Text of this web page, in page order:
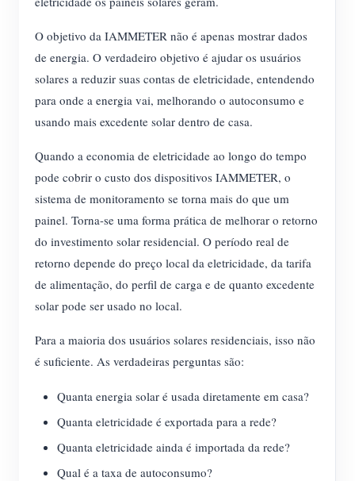
O objetivo da IAMMETER não é apenas mostrar dados
de energia. O verdadeiro objetivo é ajudar os usuários
solares a reduzir suas contas de eletricidade, entendendo
para onde a energia vai, melhorando o autoconsumo e
usando mais excedente solar dentro de casa.
Quando a economia de eletricidade ao longo do tempo
pode cobrir o custo dos dispositivos IAMMETER, o
sistema de monitoramento se torna mais do que um
painel. Torna-se uma forma prática de melhorar o retorno
do investimento solar residencial. O período real de
retorno depende do preço local da eletricidade, da tarifa
de alimentação, do perfil de carga e de quanto excedente
solar pode ser usado no local.
Para a maioria dos usuários solares residenciais, isso não
é suficiente. As verdadeiras perguntas são:
Quanta energia solar é usada diretamente em casa?
Quanta eletricidade é exportada para a rede?
Quanta eletricidade ainda é importada da rede?
Qual é a taxa de autoconsumo?